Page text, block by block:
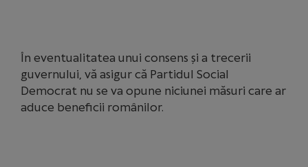
În eventualitatea unui consens și a trecerii
guvernului, vă asigur că Partidul Social
Democrat nu se va opune niciunei măsuri care ar
aduce beneficii românilor.